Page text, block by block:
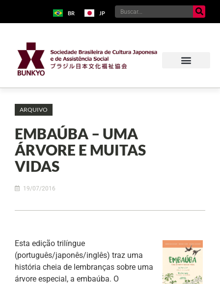
BR JP
ARQUIVO
EMBAÚBA – UMA
ÁRVORE E MUITAS
VIDAS
19/07/2016
Esta edição trilíngue
(português/japonês/inglês) traz uma
história cheia de lembranças sobre uma
árvore especial, a embaúba. O